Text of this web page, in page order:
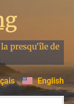
presqu'île de
English